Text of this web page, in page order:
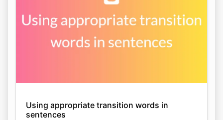
Using appropriate transition words in
sentences